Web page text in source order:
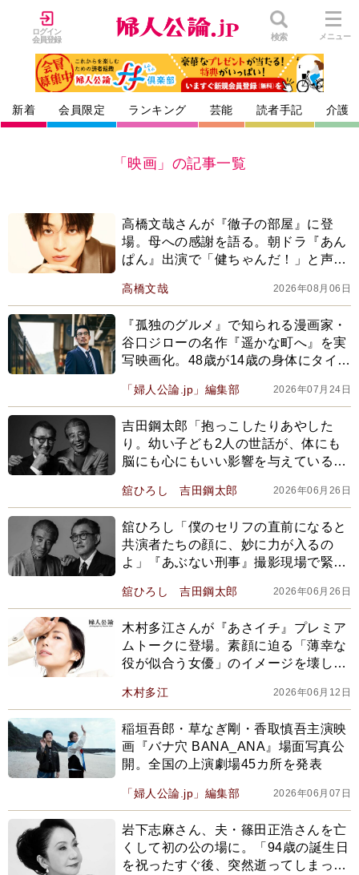
ログイン
会員登録
検索 メニュー
新着 会員限定 ランキング 芸能 読者手記 介護
「映画」の記事一覧
高橋文哉さんが『徹子の部屋』に登
場。母への感謝を語る。朝ドラ『あん
ぱん』出演で「健ちゃんだ！」と声を
高橋文哉 2026年08月06日
『孤独のグルメ』で知られる漫画家・
谷口ジローの名作『遥かな町へ』を実
写映画化。48歳が14歳の身体にタイム
懐かしい町並みで…
「婦人公論.jp」編集部 2026年07月24日
吉田鋼太郎「抱っこしたりあやした
り。幼い子ども2人の世話が、体にも
脳にも心にもいい影響を与えている気
舘ひろし 吉田鋼太郎 2026年06月26日
舘ひろし「僕のセリフの直前になると
共演者たちの顔に、妙に力が入るの
よ」『あぶない刑事』撮影現場で緊張
談】
舘ひろし 吉田鋼太郎 2026年06月26日
木村多江さんが『あさイチ』プレミア
ムトークに登場。素顔に迫る「薄幸な
役が似合う女優」のイメージを壊して
て。102歳で亡くなった祖母を目標に
木村多江 2026年06月12日
稲垣吾郎・草なぎ剛・香取慎吾主演映
画『バナ穴 BANA_ANA』場面写真公
開。全国の上演劇場45カ所を発表
「婦人公論.jp」編集部 2026年06月07日
岩下志麻さん、夫・篠田正浩さんを亡
くして初の公の場に。「94歳の誕生日
を祝ったすぐ後、突然逝ってしまった